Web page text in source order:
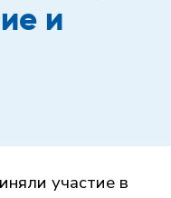
и
участие в